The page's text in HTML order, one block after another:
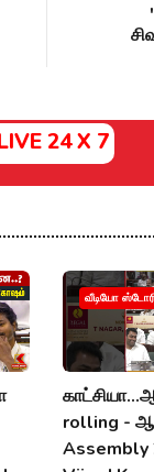
24 X 7
வீடியோ
rolling - ஆ
Assembly